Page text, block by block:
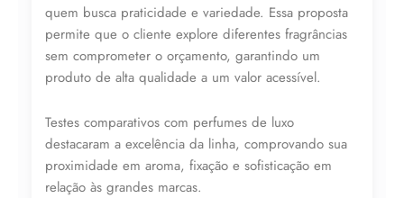
Compre por
R$55,28
6x de R$9,21sem juros
quem busca praticidade e variedade. Essa proposta
permite que o cliente explore diferentes fragrâncias
sem comprometer o orçamento, garantindo um
produto de alta qualidade a um valor acessível.
Testes comparativos com perfumes de luxo
destacaram a excelência da linha, comprovando sua
proximidade em aroma, fixação e sofisticação em
relação às grandes marcas.